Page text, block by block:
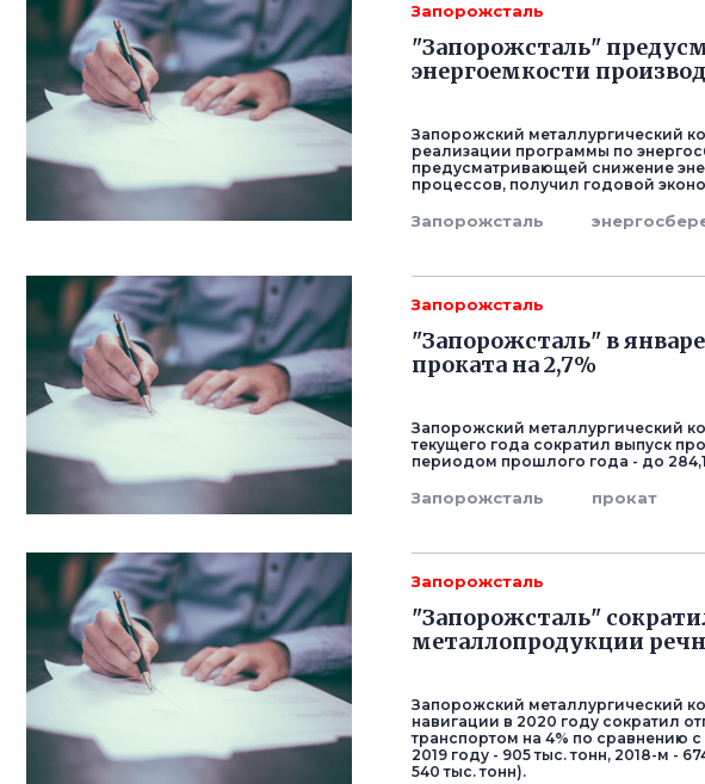
Запорожсталь
"Запорожсталь"
энергоемкости
Запорожский металлургический
реализации программы по
предусматривающей снижение
процессов, получил годовой
Запорожсталь
Запорожсталь
"Запорожсталь" в
проката на 2,7%
Запорожский металлургический
текущего года сократил выпуск
периодом прошлого года - до 284,1
Запорожсталь прокат
Запорожсталь
"Запорожсталь"
металлопродукции
Запорожский металлургический
навигации в 2020 году сократил
транспортом на 4% по сравнению
2019 году - 905 тыс. тонн, 2018-м -
540 тыс. тонн).